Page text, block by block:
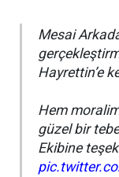
Mesai
Hayrettin’e
Hem
güzel bir
Ekibine